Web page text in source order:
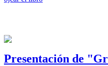
Presentación de